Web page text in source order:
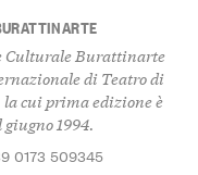
Culturale Burattinarte
di Teatro di
la cui prima edizione è
1994.
0173 509345